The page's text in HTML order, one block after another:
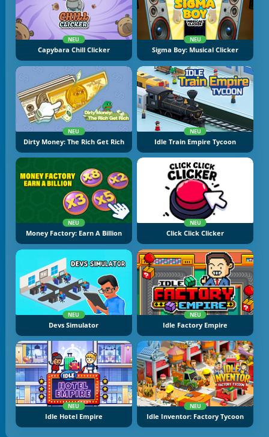
NEU
Capybara Chill Clicker
NEU
Sigma Boy: Musical Clicker
NEU
Dirty Money: The Rich Get Rich
NEU
Idle Train Empire Tycoon
NEU
Money Factory: Earn A Billion
NEU
Click Click Clicker
NEU
Devs Simulator
NEU
Idle Factory Empire
NEU
Idle Hotel Empire
NEU
Idle Inventor: Factory Tycoon